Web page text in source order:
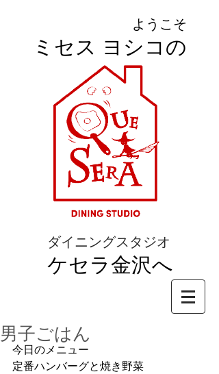
ようこそ
ミセス ヨシコの
ダイニングスタジオ
ケセラ金沢へ
男子ごはん
今日のメニュー
定番ハンバーグと焼き野菜